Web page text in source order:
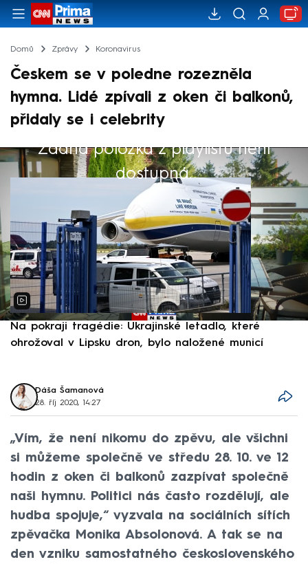
Domů Zprávy Koronavirus
Českem se v poledne rozezněla
hymna. Lidé zpívali z oken či balkonů,
přidaly se i celebrity
Žádná položka z playlistu není
dostupná.
Výběr redakce
Na pokraji tragédie: Ukrajinské letadlo, které
ohrožoval v Lipsku dron, bylo naložené municí
Dáša Šamanová
28. říj 2020, 14:27
„Vím, že není nikomu do zpěvu, ale všichni
si můžeme společně ve středu 28. 10. ve 12
hodin z oken či balkonů zazpívat společně
naši hymnu. Politici nás často rozdělují, ale
hudba spojuje,“ vyzvala na sociálních sítích
zpěvačka Monika Absolonová. A tak se na
den vzniku samostatného československého